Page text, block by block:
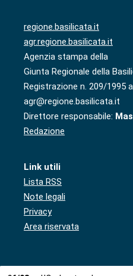
regione.basilicata.it
agr.regione.basilicata.it
Agenzia stampa della
Giunta Regionale della
Registrazione n. 209/1995
agr@regione.basilicata.it
Direttore responsabile:
Redazione
Link utili
Lista RSS
Note legali
Privacy
Area riservata